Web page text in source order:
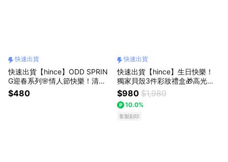
快速出貨
快速出貨【hince】ODD SPRIN
G迎春系列🌸情人節快樂！清新
水感冰透唇釉+暖陽春日禮盒 (情
人節禮物/新品上架)
$480
快速出貨
快速出貨【hince】生日快樂！
獨家貝殼3件彩妝禮盒🎁高光棒
+冰透唇釉2入+愛心隨身鏡+客
製串珠吊飾+Dewy Ball化妝包
(獨家好禮/生日禮物/限定禮盒/唇
膏唇彩)
$980 $1,980
10.0%
客製刻印